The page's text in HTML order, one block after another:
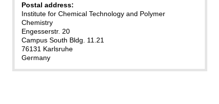
Postal address:
Institute for Chemical Technology and Polymer
Chemistry
Engesserstr. 20
Campus South Bldg. 11.21
76131 Karlsruhe
Germany